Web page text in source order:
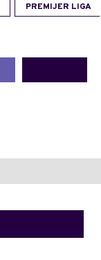
PREMIJER LIGA